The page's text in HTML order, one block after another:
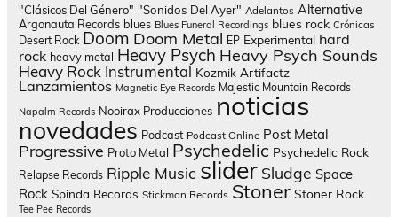
"Clásicos Del Género" "Sonidos Del Ayer" Adelantos Alternative
Argonauta Records blues Blues Funeral Recordings blues rock Crónicas
Desert Rock Doom Doom Metal EP Experimental hard
rock heavy metal Heavy Psych Heavy Psych Sounds
Heavy Rock Instrumental Kozmik Artifactz
Lanzamientos Magnetic Eye Records Majestic Mountain Records
Napalm Records Nooirax Producciones noticias
novedades Podcast Podcast Online Post Metal
Progressive Proto Metal Psychedelic Psychedelic Rock
Relapse Records Ripple Music slider Sludge Space
Rock Spinda Records Stickman Records Stoner Stoner Rock
Tee Pee Records